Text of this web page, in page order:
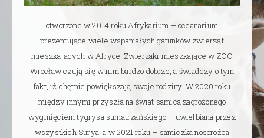
otworzone w 2014 roku Afrykarium – oceanarium
prezentujące wiele wspaniałych gatunków zwierząt
mieszkających w Afryce. Zwierzaki mieszkające w ZOO
Wrocław czują się w nim bardzo dobrze, a świadczy o tym
fakt, iż chętnie powiększają swoje rodziny. W 2020 roku
między innymi przyszła na świat samica zagrożonego
wyginięciem tygrysa sumatrzańskiego – uwielbiana przez
wszystkich Surya, a w 2021 roku – samiczka nosorożca